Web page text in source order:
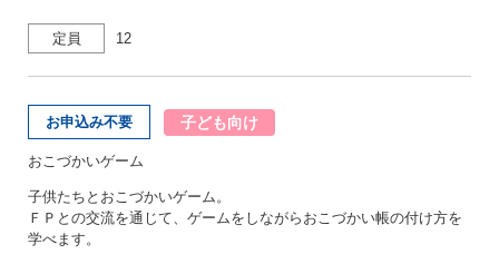
定員 12
お申込み不要 子ども向け
おこづかいゲーム
子供たちとおこづかいゲーム。
ＦＰとの交流を通じて、ゲームをしながらおこづかい帳の付け方を
学べます。